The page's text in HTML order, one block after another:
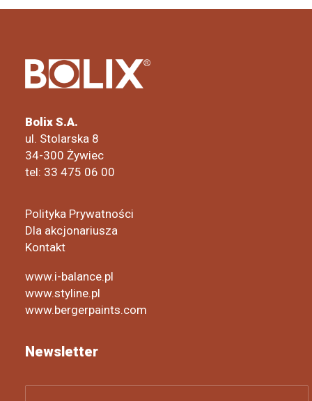
Bolix S.A.
ul. Stolarska 8
34-300 Żywiec
tel: 33 475 06 00
Polityka Prywatności
Dla akcjonariusza
Kontakt
www.i-balance.pl
www.styline.pl
www.bergerpaints.com
Newsletter